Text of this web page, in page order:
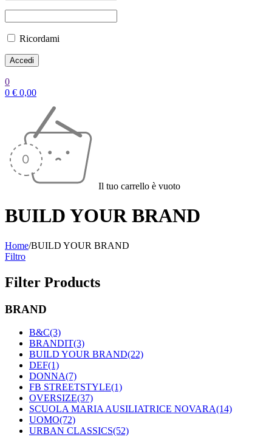
Ricordami
0
0 € 0,00
Il tuo carrello è vuoto
BUILD YOUR BRAND
Home/BUILD YOUR BRAND
Filtro
Filter Products
BRAND
B&C(3)
BRANDIT(3)
BUILD YOUR BRAND(22)
DEF(1)
DONNA(7)
FB STREETSTYLE(1)
OVERSIZE(37)
SCUOLA MARIA AUSILIATRICE NOVARA(14)
UOMO(72)
URBAN CLASSICS(52)